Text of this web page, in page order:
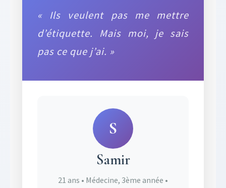
« Ils veulent pas me mettre
d’étiquette. Mais moi, je sais
pas ce que j’ai. »
S
Samir
21 ans • Médecine, 3ème année •